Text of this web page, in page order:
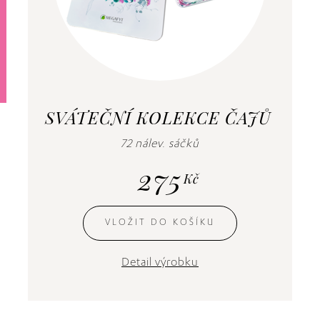
SVÁTEČNÍ KOLEKCE ČAJŮ
72 nálev. sáčků
275Kč
VLOŽIT DO KOŠÍKU
Detail výrobku